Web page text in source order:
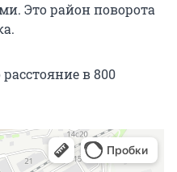
Это район поворота
в 800